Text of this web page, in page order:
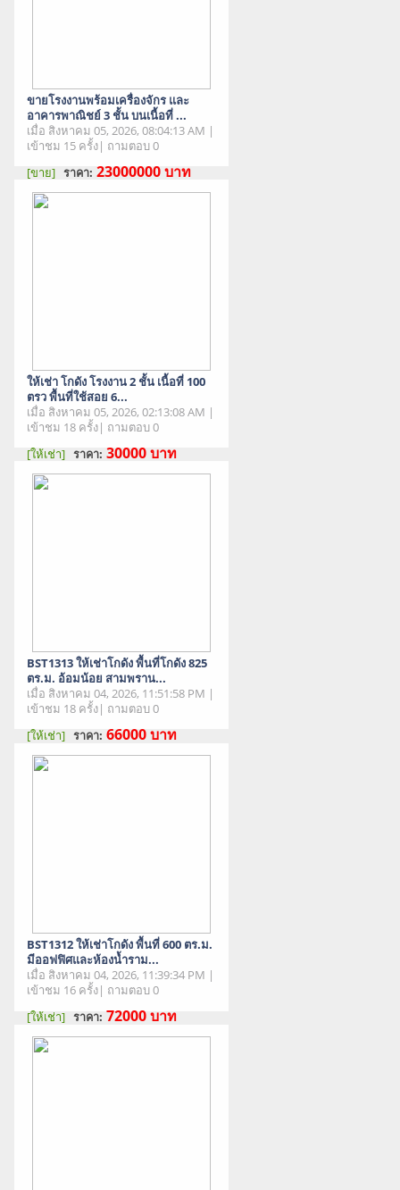
ขายโรงงานพร้อมเครื่องจักร และ
อาคารพาณิชย์ 3 ชั้น บนเนื้อที่ ...
เมื่อ สิงหาคม 05, 2026, 08:04:13 AM |
เข้าชม 15 ครั้ง| ถามตอบ 0
[ขาย] ราคา: 23000000บาท
ให้เช่า โกดัง โรงงาน 2 ชั้น เนื้อที่ 100
ตรว พื้นที่ใช้สอย 6...
เมื่อ สิงหาคม 05, 2026, 02:13:08 AM |
เข้าชม 18 ครั้ง| ถามตอบ 0
[ให้เช่า] ราคา: 30000บาท
BST1313 ให้เช่าโกดัง พื้นที่โกดัง 825
ตร.ม. อ้อมน้อย สามพราน...
เมื่อ สิงหาคม 04, 2026, 11:51:58 PM |
เข้าชม 18 ครั้ง| ถามตอบ 0
[ให้เช่า] ราคา: 66000บาท
BST1312 ให้เช่าโกดัง พื้นที่ 600 ตร.ม.
มีออฟฟิศและห้องน้ำราม...
เมื่อ สิงหาคม 04, 2026, 11:39:34 PM |
เข้าชม 16 ครั้ง| ถามตอบ 0
[ให้เช่า] ราคา: 72000บาท